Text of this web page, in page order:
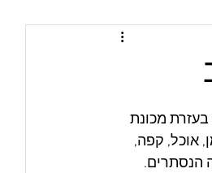
מכונת
אוכל, קפה,
הנסתרים.